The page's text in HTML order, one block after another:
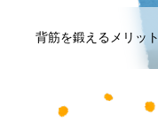
背筋を鍛えるメリット